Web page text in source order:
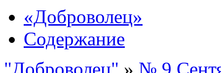
«Доброволец»
Содержание
"Доброволец" » № 9